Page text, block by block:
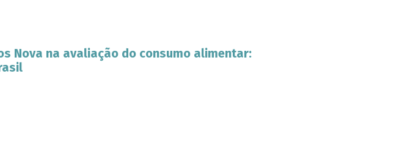
Nova na avaliação do consumo alimentar: